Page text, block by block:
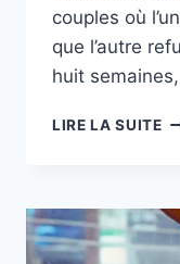
couples où
que l’autre
huit
LIRE LA SUITE